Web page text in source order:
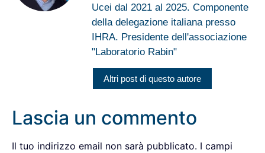
Ucei dal 2021 al 2025. Componente
della delegazione italiana presso
IHRA. Presidente dell'associazione
"Laboratorio Rabin"
Altri post di questo autore
Lascia un commento
Il tuo indirizzo email non sarà pubblicato. I campi